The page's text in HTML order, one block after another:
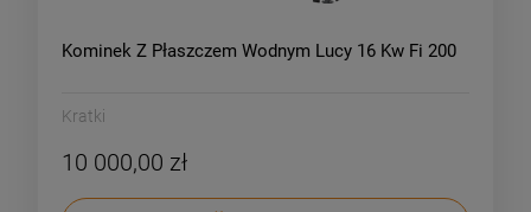
Kominek Z Płaszczem Wodnym Lucy 16 Kw Fi 200
Kratki
10 000,00 zł